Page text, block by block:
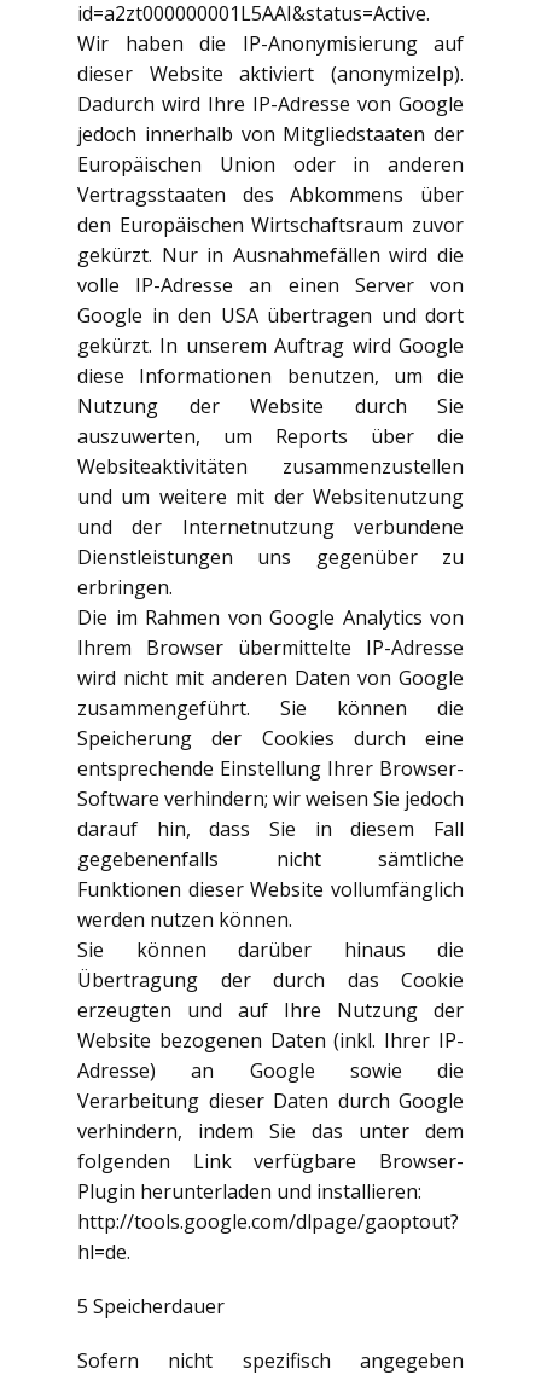
id=a2zt000000001L5AAI&status=Active.
Wir haben die IP-Anonymisierung auf
dieser Website aktiviert (anonymizeIp).
Dadurch wird Ihre IP-Adresse von Google
jedoch innerhalb von Mitgliedstaaten der
Europäischen Union oder in anderen
Vertragsstaaten des Abkommens über
den Europäischen Wirtschaftsraum zuvor
gekürzt. Nur in Ausnahmefällen wird die
volle IP-Adresse an einen Server von
Google in den USA übertragen und dort
gekürzt. In unserem Auftrag wird Google
diese Informationen benutzen, um die
Nutzung der Website durch Sie
auszuwerten, um Reports über die
Websiteaktivitäten zusammenzustellen
und um weitere mit der Websitenutzung
und der Internetnutzung verbundene
Dienstleistungen uns gegenüber zu
erbringen.
Die im Rahmen von Google Analytics von
Ihrem Browser übermittelte IP-Adresse
wird nicht mit anderen Daten von Google
zusammengeführt. Sie können die
Speicherung der Cookies durch eine
entsprechende Einstellung Ihrer Browser-
Software verhindern; wir weisen Sie jedoch
darauf hin, dass Sie in diesem Fall
gegebenenfalls nicht sämtliche
Funktionen dieser Website vollumfänglich
werden nutzen können.
Sie können darüber hinaus die
Übertragung der durch das Cookie
erzeugten und auf Ihre Nutzung der
Website bezogenen Daten (inkl. Ihrer IP-
Adresse) an Google sowie die
Verarbeitung dieser Daten durch Google
verhindern, indem Sie das unter dem
folgenden Link verfügbare Browser-
Plugin herunterladen und installieren:
http://tools.google.com/dlpage/gaoptout?
hl=de.
5 Speicherdauer
Sofern nicht spezifisch angegeben